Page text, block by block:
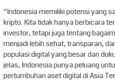
“Indonesia memiliki potensi yang
kripto. Kita tidak hanya berbicara
investor, tetapi juga tentang
menjadi lebih sehat, transparan,
populasi digital yang besar dan
jelas, Indonesia punya peluang
pertumbuhan aset digital di Asia